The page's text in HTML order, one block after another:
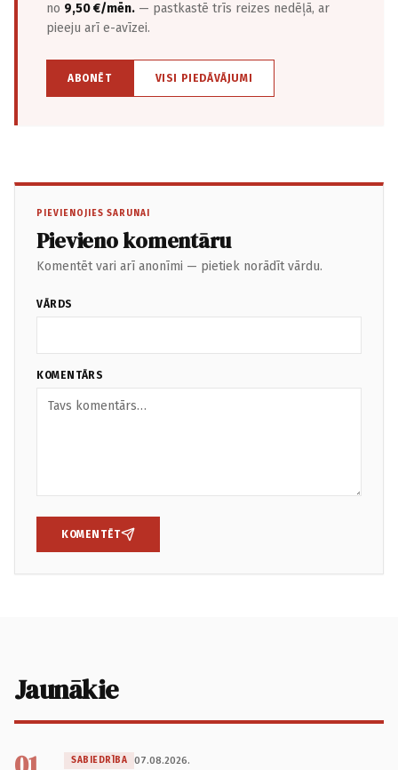
no 9,50 €/mēn. — pastkastē trīs reizes nedēļā, ar
pieeju arī e-avīzei.
ABONĒT VISI PIEDĀVĀJUMI
PIEVIENOJIES SARUNAI
Pievieno komentāru
Komentēt vari arī anonīmi — pietiek norādīt vārdu.
VĀRDS
KOMENTĀRS
KOMENTĒT
Jaunākie
SABIEDRĪBA 07.08.2026.